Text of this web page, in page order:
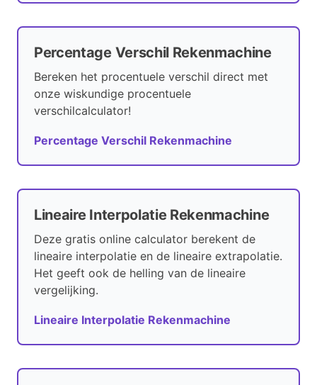
Percentage Verschil Rekenmachine
Bereken het procentuele verschil direct met
onze wiskundige procentuele
verschilcalculator!
Percentage Verschil Rekenmachine
Lineaire Interpolatie Rekenmachine
Deze gratis online calculator berekent de
lineaire interpolatie en de lineaire extrapolatie.
Het geeft ook de helling van de lineaire
vergelijking.
Lineaire Interpolatie Rekenmachine